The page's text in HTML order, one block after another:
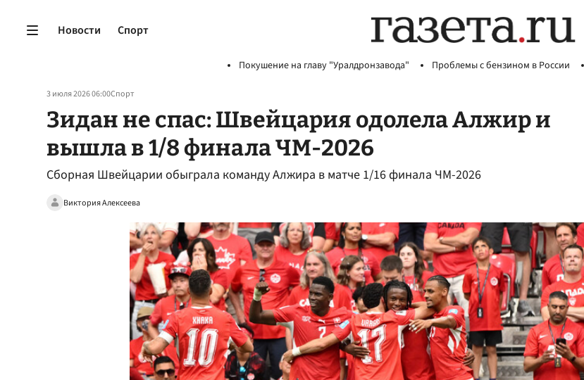
Новости Спорт
Покушение на главу "Уралдронзавода" Проблемы с бензином в России
3 июля 2026 06:00Спорт
Зидан не спас: Швейцария одолела Алжир и
вышла в 1/8 финала ЧМ-2026
Сборная Швейцарии обыграла команду Алжира в матче 1/16 финала ЧМ-2026
Виктория Алексеева